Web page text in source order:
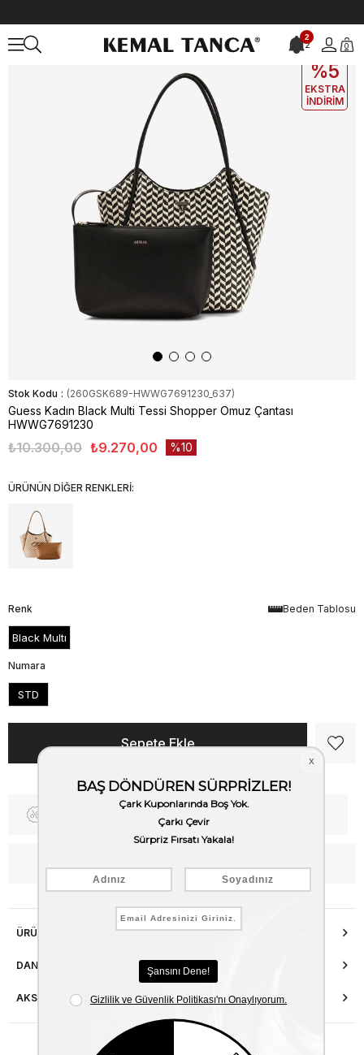
2
2 0
EKLE5
%5
EKSTRA
İNDİRİM
Stok Kodu (260GSK689-HWWG7691230_637)
Guess Kadın Black Multi Tessi Shopper Omuz Çantası
HWWG7691230
₺10.300,00 ₺9.270,00 10
ÜRÜNÜN DİĞER RENKLERİ:
Beden Tablosu
Renk
Black Multı
Numara
STD
ÜRÜN ÖZELLIKLERI
DANIŞMA HATTI
AKSESUAR ONARIMI